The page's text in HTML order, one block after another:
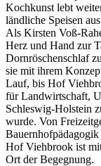
Kochkunst lebt
ländliche Speisen
Als Kirsten Voß-
Herz und Hand zur
Dornröschenschlaf
sie mit ihrem
Lauf, bis Hof
für Landwirtschaft,
Schleswig-Holstein
wurde. Von
Hof Viehbrook ist
Ort der Begegnung.